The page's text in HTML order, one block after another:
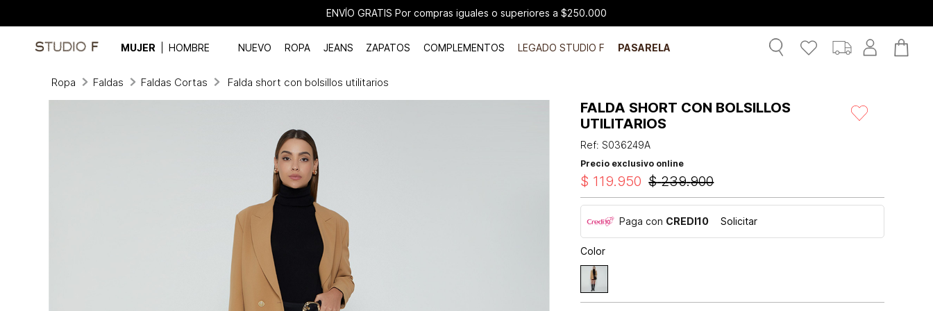
ENVÍO GRATIS Por compras iguales o superiores a $250.000
MUJER HOMBRE NUEVO ROPA JEANS ZAPATOS COMPLEMENTOS LEGADO STUDIO F PASARELA
Ropa Faldas Faldas Cortas Falda short con bolsillos utilitarios
FALDA SHORT CON BOLSILLOS
UTILITARIOS
Ref:S036249A
Precio exclusivo online
$ 239.900
$ 119.950
Paga con CREDI10 Solicitar
Color